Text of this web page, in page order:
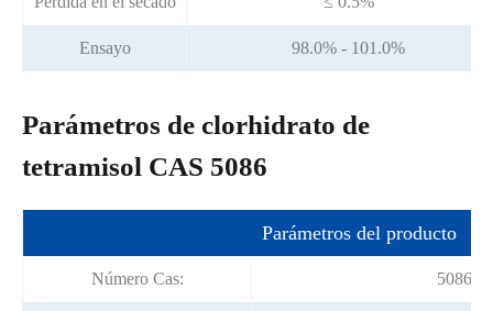
Ensayo 98.0% - 101.0%
Parámetros de clorhidrato de
tetramisol CAS 5086
Parámetros del producto
Número Cas: 5086-